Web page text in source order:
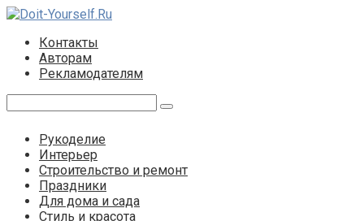
Перейти
контентуКонтакты
Авторам
Рекламодателям
Рукоделие
Интерьер
Строительство и ремонт
Праздники
Для дома и сада
Стиль и красота